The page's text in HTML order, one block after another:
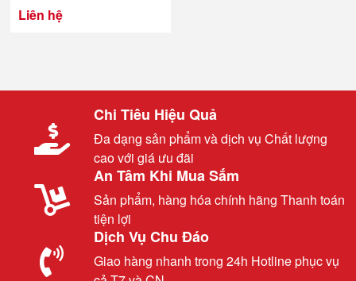
Liên hệ
Chi Tiêu Hiệu Quả
Đa dạng sản phẩm và dịch vụ Chất lượng
cao với giá ưu đãi
An Tâm Khi Mua Sắm
Sản phẩm, hàng hóa chính hãng Thanh toán
tiện lợi
Dịch Vụ Chu Đáo
Giao hàng nhanh trong 24h Hotline phục vụ